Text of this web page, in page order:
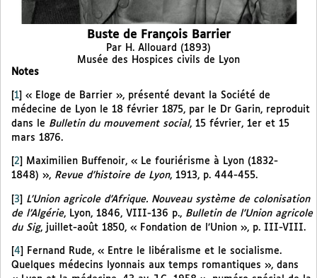
Buste de François Barrier
Par H. Allouard (1893)
Musée des Hospices civils de Lyon
Notes
[1] « Eloge de Barrier », présenté devant la Société de
médecine de Lyon le 18 février 1875, par le Dr Garin, reproduit
dans le Bulletin du mouvement social, 15 février, 1er et 15
mars 1876.
2
Maximilien Buffenoir, « Le fouriérisme à Lyon (1832-
1848) », Revue d’histoire de Lyon, 1913, p. 444-455.
[3] L’Union agricole d’Afrique. Nouveau système de colonisation
de l’Algérie, Lyon, 1846, VIII-136 p., Bulletin de l’Union agricole
du Sig, juillet-août 1850, « Fondation de l’Union », p. III-VIII.
4
Fernand Rude, « Entre le libéralisme et le socialisme.
Quelques médecins lyonnais aux temps romantiques », dans